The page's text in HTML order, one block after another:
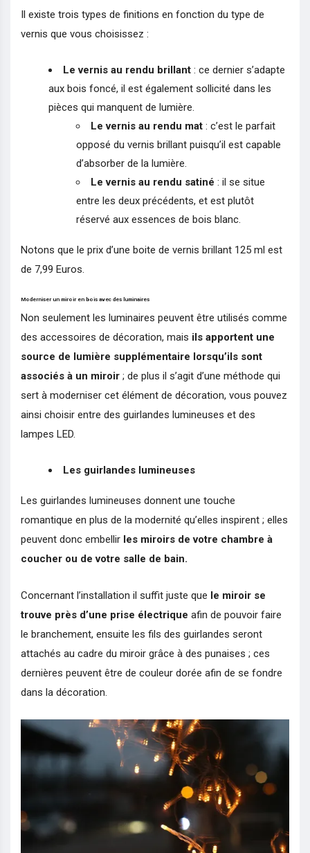
Il existe trois types de finitions en fonction du type de
vernis que vous choisissez :
Le vernis au rendu brillant : ce dernier s’adapte
aux bois foncé, il est également sollicité dans les
pièces qui manquent de lumière.
Le vernis au rendu mat : c’est le parfait
opposé du vernis brillant puisqu’il est capable
d’absorber de la lumière.
Le vernis au rendu satiné : il se situe
entre les deux précédents, et est plutôt
réservé aux essences de bois blanc.
Notons que le prix d’une boite de vernis brillant 125 ml est
de 7,99 Euros.
Moderniser un miroir en bois avec des luminaires
Non seulement les luminaires peuvent être utilisés comme
des accessoires de décoration, mais ils apportent une
source de lumière supplémentaire lorsqu’ils sont
associés à un miroir ; de plus il s’agit d’une méthode qui
sert à moderniser cet élément de décoration, vous pouvez
ainsi choisir entre des guirlandes lumineuses et des
lampes LED.
Les guirlandes lumineuses
Les guirlandes lumineuses donnent une touche
romantique en plus de la modernité qu’elles inspirent ; elles
peuvent donc embellir les miroirs de votre chambre à
coucher ou de votre salle de bain.
Concernant l’installation il suffit juste que le miroir se
trouve près d’une prise électrique afin de pouvoir faire
le branchement, ensuite les fils des guirlandes seront
attachés au cadre du miroir grâce à des punaises ; ces
dernières peuvent être de couleur dorée afin de se fondre
dans la décoration.